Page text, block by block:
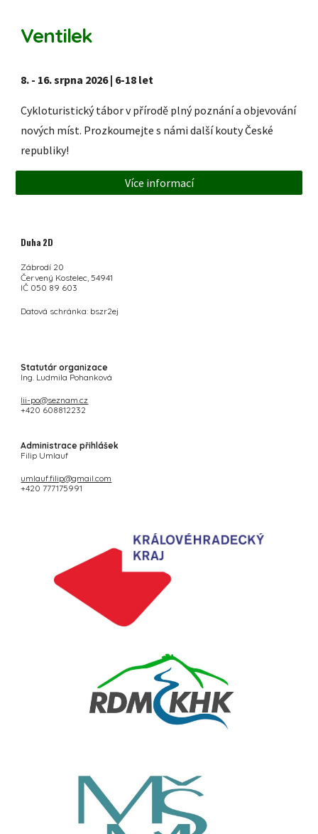
Ventilek
8. - 16. srpna 2026| 6-18 let
Cykloturistický tábor v přírodě plný poznání a objevování
nových míst. Prozkoumejte s námi další kouty České
republiky!
Více informací
Duha 2D
Zábrodí 20
Červený Kostelec, 54941
IČ 050 89 603
Datová schránka: bszr2ej
Statutár organizace
Ing. Ludmila Pohanková
lii-po@seznam.cz
+420 608812232
Administrace přihlášek
Filip Umlauf
umlauf.filip@gmail.com
+420 777175991